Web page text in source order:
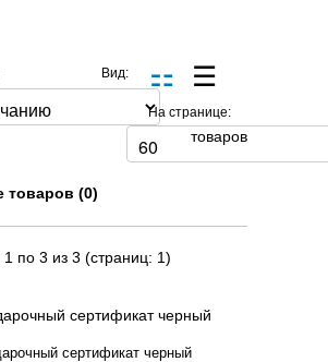
Вид:
На странице:
товаров
товаров (0)
1 по 3 из 3 (страниц: 1)
сертификат черный